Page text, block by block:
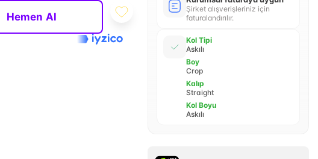
Hemen Al
Şirket alışverişleriniz için
faturalandırılır.
Kol Tipi
Askılı
Boy
Crop
Kalıp
Straight
Kol Boyu
Askılı